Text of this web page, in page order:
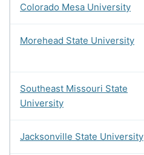
Colorado Mesa University
Morehead State University
Southeast Missouri State
University
Jacksonville State University